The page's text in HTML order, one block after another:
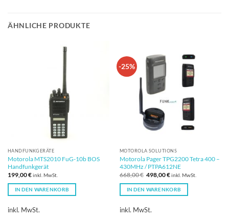
ÄHNLICHE PRODUKTE
HANDFUNKGERÄTE
Motorola MTS2010 FuG-10b BOS
Handfunkgerät
199,00€inkl. MwSt.
IN DEN WARENKORB
inkl. MwSt.
-25%
MOTOROLA SOLUTIONS
Motorola Pager TPG2200 Tetra 400 –
430MHz / PTPA612NE
668,00€ Ursprünglicher
Preis
war:
668,00 €
498,00€Aktueller
ist:
498,00 €.
inkl. MwSt.
IN DEN WARENKORB
inkl. MwSt.